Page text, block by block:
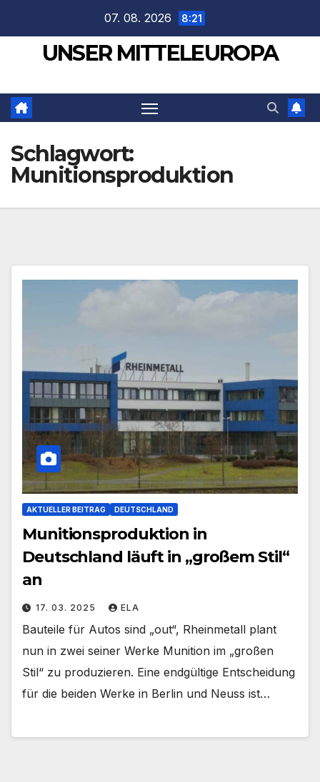
springen
07. 08. 2026 8:21
UNSER MITTELEUROPA
Schlagwort:
Munitionsproduktion
AKTUELLER BEITRAG DEUTSCHLAND
Munitionsproduktion in
Deutschland läuft in „großem Stil“
an
17. 03. 2025 ELA
Bauteile für Autos sind „out“, Rheinmetall plant
nun in zwei seiner Werke Munition im „großen
Stil“ zu produzieren. Eine endgültige Entscheidung
für die beiden Werke in Berlin und Neuss ist…